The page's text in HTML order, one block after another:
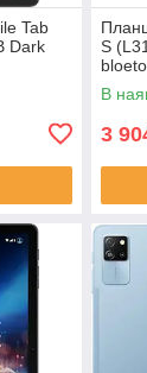
Tab
Dark
S
В
3